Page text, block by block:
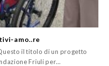
amo..re
il titolo di un progetto
Friuli per…